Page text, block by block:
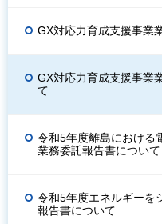
GX対応力育成支援事業
GX対応力育成支援事業
て
令和5年度離島における
業務委託報告書について
令和5年度エネルギーを
報告書について